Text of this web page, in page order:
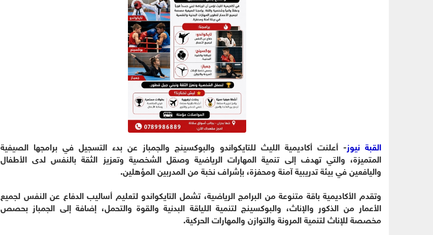
القبة نيوز- أعلنت أكاديمية الليث للتايكواندو والبوكسينج والجمباز عن بدء التسجيل في برامجها الصيفية
المتميزة، والتي تهدف إلى تنمية المهارات الرياضية وصقل الشخصية وتعزيز الثقة بالنفس لدى الأطفال
واليافعين في بيئة تدريبية آمنة ومحفزة، بإشراف نخبة من المدربين المؤهلين.
وتقدم الأكاديمية باقة متنوعة من البرامج الرياضية، تشمل التايكواندو لتعليم أساليب الدفاع عن النفس لجميع
الأعمار من الذكور والإناث، والبوكسينج لتنمية اللياقة البدنية والقوة والتحمل، إضافة إلى الجمباز بحصص
مخصصة للإناث لتنمية المرونة والتوازن والمهارات الحركية.